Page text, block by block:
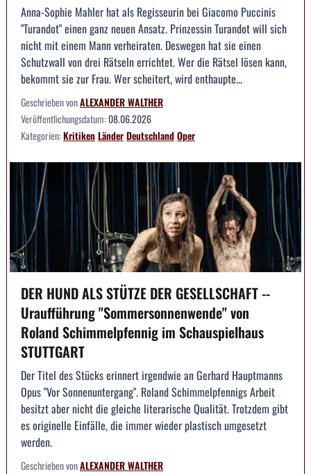
Anna-Sophie Mahler hat als Regisseurin bei Giacomo Puccinis
"Turandot" einen ganz neuen Ansatz. Prinzessin Turandot will sich
nicht mit einem Mann verheiraten. Deswegen hat sie einen
Schutzwall von drei Rätseln errichtet. Wer die Rätsel lösen kann,
bekommt sie zur Frau. Wer scheitert, wird enthaupte...
Geschrieben vonALEXANDER WALTHER
Veröffentlichungsdatum:08.06.2026
Kategorien:KritikenLänderDeutschlandOper
DER HUND ALS STÜTZE DER GESELLSCHAFT --
Uraufführung "Sommersonnenwende" von
Roland Schimmelpfennig im Schauspielhaus
STUTTGART
Der Titel des Stücks erinnert irgendwie an Gerhard Hauptmanns
Opus "Vor Sonnenuntergang". Roland Schimmelpfennigs Arbeit
besitzt aber nicht die gleiche literarische Qualität. Trotzdem gibt
es originelle Einfälle, die immer wieder plastisch umgesetzt
werden.
Geschrieben vonALEXANDER WALTHER